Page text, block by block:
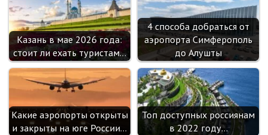
Казань в мае 2026 года:
стоит ли ехать туристам…
4 способа добраться от
аэропорта Симферополь
до Алушты
Какие аэропорты открыты
и закрыты на юге России…
Топ доступных россиянам
в 2022 году…